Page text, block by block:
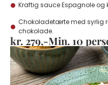
Kraftig sauce Espagnole
Chokoladetærte med syrlig
chokolade.
kr. 279,-Min. 10